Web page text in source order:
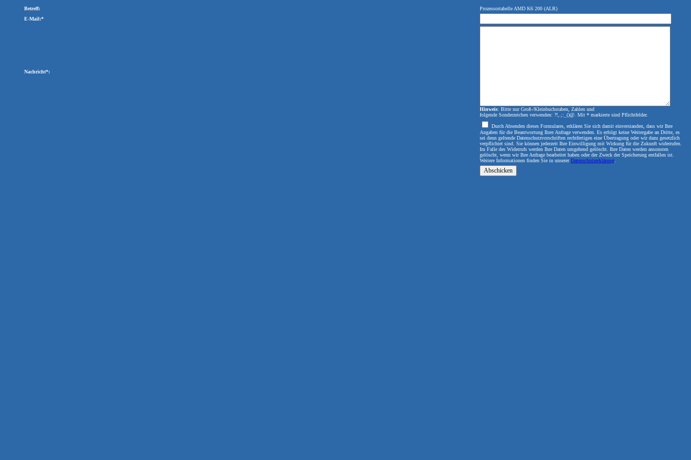
Betreff:
Prozessortabelle AMD K6 200 (ALR)
E-Mail:*
Nachricht*:
Hinweis: Bitte nur Groß-/Kleinbuchstaben, Zahlen und
folgende Sonderzeichen verwenden: ?!,.;:_()@. Mit * markierte sind Pflichtfelder.
Durch Absenden dieses Formulares, erklären Sie sich damit einverstanden, dass wir Ihre
Angaben für die Beantwortung Ihrer Anfrage verwenden. Es erfolgt keine Weitergabe an Dritte, es
sei denn geltende Datenschutzvorschriften rechtfertigen eine Übertragung oder wir dazu gesetzlich
verpflichtet sind. Sie können jederzeit Ihre Einwilligung mit Wirkung für die Zukunft widerrufen.
Im Falle des Widerrufs werden Ihre Daten umgehend gelöscht. Ihre Daten werden ansonsten
gelöscht, wenn wir Ihre Anfrage bearbeitet haben oder der Zweck der Speicherung entfallen ist.
Weitere Informationen finden Sie in unsererDatenschutzerklärung